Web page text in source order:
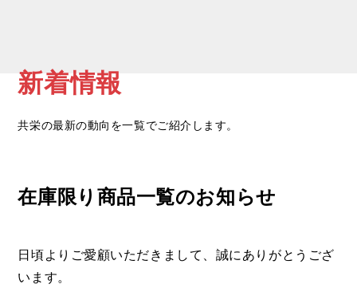
新着情報
共栄の最新の動向を一覧でご紹介します。
在庫限り商品一覧のお知らせ
日頃よりご愛顧いただきまして、誠にありがとうござ
います。